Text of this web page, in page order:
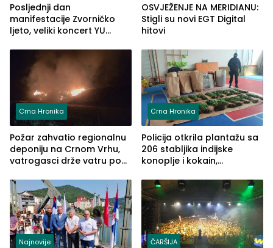
Posljednji dan
manifestacije Zvorničko
ljeto, veliki koncert YU
ove godine
OSVJEŽENJE NA MERIDIANU:
Stigli su novi EGT Digital
hitovi
Crna Hronika
Požar zahvatio regionalnu
deponiju na Crnom Vrhu,
vatrogasci drže vatru pod
Crna Hronika
Policija otkrila plantažu sa
206 stabljika indijske
konoplje i kokain,
(FOTO)
Najnovije ČARŠIJA